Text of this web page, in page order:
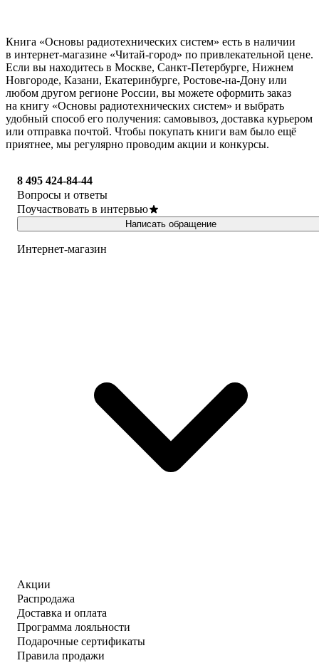
Книга «Основы радиотехнических систем» есть в наличии
в интернет-магазине «Читай-город» по привлекательной цене.
Если вы находитесь в Москве, Санкт-Петербурге, Нижнем
Новгороде, Казани, Екатеринбурге, Ростове-на-Дону или
любом другом регионе России, вы можете оформить заказ
на книгу «Основы радиотехнических систем» и выбрать
удобный способ его получения: самовывоз, доставка курьером
или отправка почтой. Чтобы покупать книги вам было ещё
приятнее, мы регулярно проводим акции и конкурсы.
8 495 424-84-44
Вопросы и ответы
Поучаствовать в интервью
Написать обращение
Интернет-магазин
Акции
Распродажа
Доставка и оплата
Программа лояльности
Подарочные сертификаты
Правила продажи